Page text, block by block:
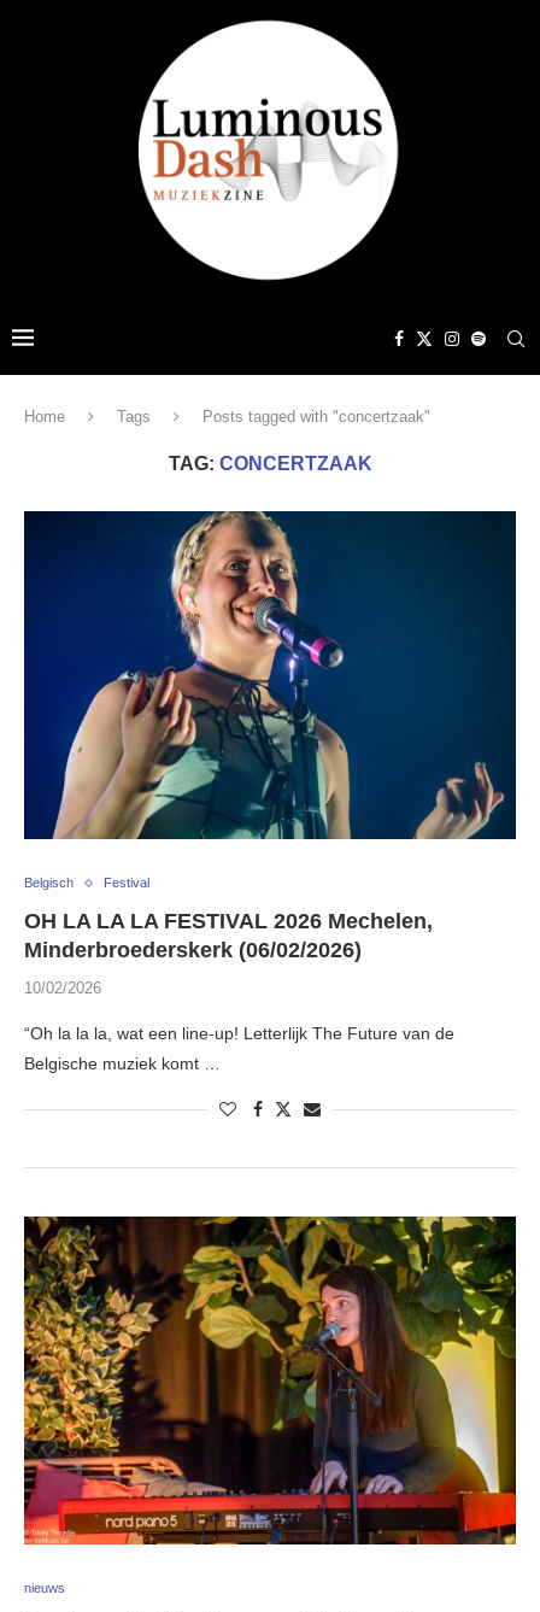
Home Tags Posts tagged with "concertzaak"
TAG: CONCERTZAAK
Belgisch Festival
OH LA LA LA FESTIVAL 2026 Mechelen,
Minderbroederskerk (06/02/2026)
10/02/2026
“Oh la la la, wat een line-up! Letterlijk The Future van de
Belgische muziek komt …
nieuws